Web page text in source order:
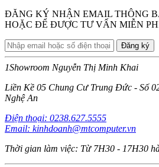
ĐĂNG KÝ NHẬN EMAIL THÔNG
HOẶC ĐỂ ĐƯỢC TƯ VẤN MIỄN
1Showroom Nguyễn Thị Minh Khai
Liền Kề 05 Chung Cư Trung Đức - Số
Nghệ An
Điện thoại: 0238.627.5555
Email: kinhdoanh@mtcomputer.vn
Thời gian làm việc: Từ 7H30 - 17H30